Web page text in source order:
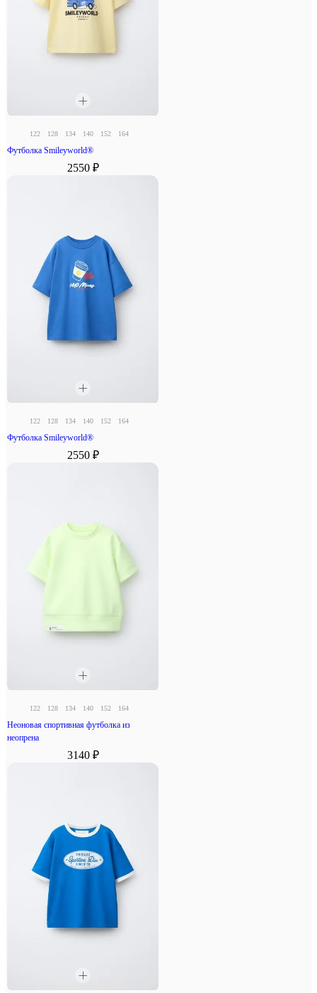
122 128 134 140 152 164
Футболка Smileyworld®
2550 ₽
122 128 134 140 152 164
Футболка Smileyworld®
2550 ₽
122 128 134 140 152 164
Неоновая спортивная футболка из
неопрена
3140 ₽